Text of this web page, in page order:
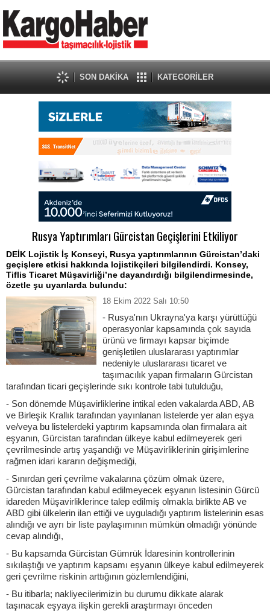
SON DAKİKA KATEGORİLER
Rusya Yaptırımları Gürcistan Geçişlerini Etkiliyor
DEİK Lojistik İş Konseyi, Rusya yaptırımlarının Gürcistan’daki
geçişlere etkisi hakkında lojistikçileri bilgilendirdi. Konsey,
Tiflis Ticaret Müşavirliği’ne dayandırdığı bilgilendirmesinde,
özetle şu uyarılarda bulundu:
18 Ekim 2022 Salı 10:50
- Rusya'nın Ukrayna'ya karşı yürüttüğü
operasyonlar kapsamında çok sayıda
ürünü ve firmayı kapsar biçimde
genişletilen uluslararası yaptırımlar
nedeniyle uluslararası ticaret ve
taşımacılık yapan firmaların Gürcistan
tarafından ticari geçişlerinde sıkı kontrole tabi tutulduğu,
- Son dönemde Müşavirliklerine intikal eden vakalarda ABD, AB
ve Birleşik Krallık tarafından yayınlanan listelerde yer alan eşya
ve/veya bu listelerdeki yaptırım kapsamında olan firmalara ait
eşyanın, Gürcistan tarafından ülkeye kabul edilmeyerek geri
çevrilmesinde artış yaşandığı ve Müşavirliklerinin girişimlerine
rağmen idari kararın değişmediği,
- Sınırdan geri çevrilme vakalarına çözüm olmak üzere,
Gürcistan tarafından kabul edilmeyecek eşyanın listesinin Gürcü
idareden Müşavirliklerince talep edilmiş olmakla birlikte AB ve
ABD gibi ülkelerin ilan ettiği ve uyguladığı yaptırım listelerinin esas
alındığı ve ayrı bir liste paylaşımının mümkün olmadığı yönünde
cevap alındığı,
- Bu kapsamda Gürcistan Gümrük İdaresinin kontrollerinin
sıkılaştığı ve yaptırım kapsamı eşyanın ülkeye kabul edilmeyerek
geri çevrilme riskinin arttığının gözlemlendiğini,
- Bu itibarla; nakliyecilerimizin bu durumu dikkate alarak
taşınacak eşyaya ilişkin gerekli araştırmayı önceden